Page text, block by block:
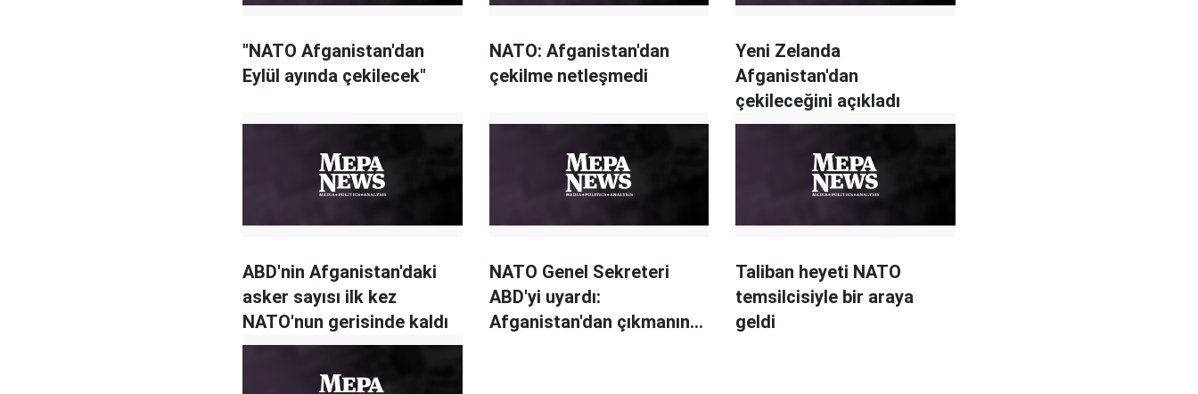
"NATO Afganistan'dan
Eylül ayında çekilecek"
NATO: Afganistan'dan
çekilme netleşmedi
Yeni Zelanda
Afganistan'dan
çekileceğini açıkladı
ABD'nin Afganistan'daki
asker sayısı ilk kez
NATO'nun gerisinde kaldı
NATO Genel Sekreteri
ABD'yi uyardı:
Afganistan'dan çıkmanın
Taliban heyeti NATO
temsilcisiyle bir araya
geldi